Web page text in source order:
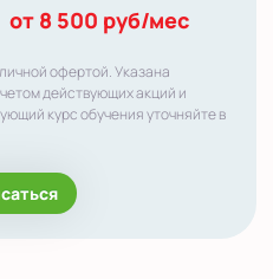
от 8 500 руб/мес
офертой. Указана
действующих акций и
курс обучения уточняйте в